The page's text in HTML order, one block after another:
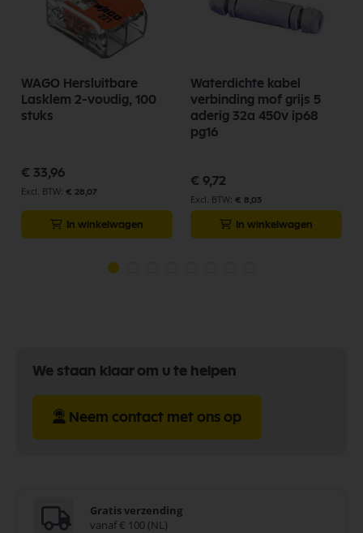
WAGO Hersluitbare
Lasklem 2-voudig, 100
stuks
€ 33,96
€ 28,07
In winkelwagen
Waterdichte kabel
verbinding mof grijs 5
aderig 32a 450v ip68
pg16
€ 9,72
€ 8,03
In winkelwagen
We staan klaar om u te helpen
Neem contact met ons op
Gratis verzending
vanaf € 100 (NL)